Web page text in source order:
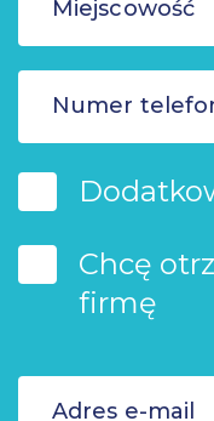
Chcę
firmę